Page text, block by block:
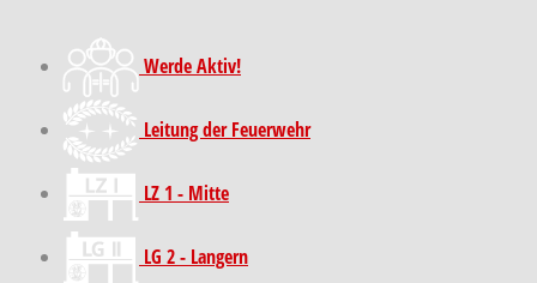
Werde Aktiv!
Leitung der Feuerwehr
LZ 1 - Mitte
LG 2 - Langern